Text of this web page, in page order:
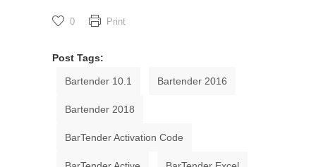
0 Print
Post Tags:
Bartender 10.1 Bartender 2016
Bartender 2018
BarTender Activation Code